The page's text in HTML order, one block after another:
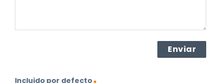
Incluido por defecto